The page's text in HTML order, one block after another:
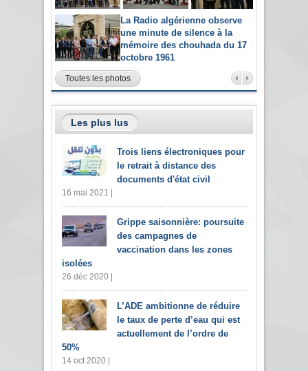
La Radio algérienne observe
une minute de silence à la
mémoire des chouhada du 17
octobre 1961
Toutes les photos
Les plus lus
Trois liens électroniques pour
le retrait à distance des
documents d'état civil
16 mai 2021 |
Grippe saisonnière: poursuite
des campagnes de
vaccination dans les zones
isolées
26 déc 2020 |
L’ADE ambitionne de réduire
le taux de perte d’eau qui est
actuellement de l’ordre de
50%
14 oct 2020 |